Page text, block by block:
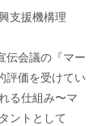
支援機構理
伝会議の『マー
評価を受けてい
る仕組み〜マ
ントとして